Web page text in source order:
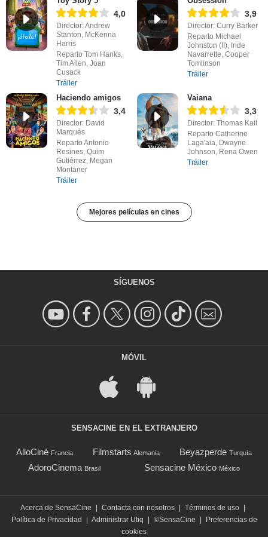
4,0
Director: Andrew
Stanton, McKenna
Harris
Reparto Tom Hanks,
Tim Allen, Joan
Cusack
Tráiler
3,9
Director: Curry Barker
Reparto Michael
Johnston (II), Inde
Navarrette, Cooper
Tomlinson
Tráiler
Haciendo amigos
3,4
Director: David
Marqués
Reparto Antonio
Resines, Quim
Gutiérrez, Megan
Montaner
Tráiler
Vaiana
3,3
Director: Thomas Kail
Reparto Catherine
Laga'aia, Dwayne
Johnson, Rena Owen
Tráiler
Mejores películas en cines
SÍGUENOS
MÓVIL
SENSACINE EN EL EXTRANJERO
AlloCiné Francia Filmstarts Alemania Beyazperde Turquía
AdoroCinema Brasil Sensacine México México
Acerca de SensaCine Contacta con nosotros Términos de uso
Política de Privacidad
Administrar Utiq ©SensaCine
Preferencias de
cookies